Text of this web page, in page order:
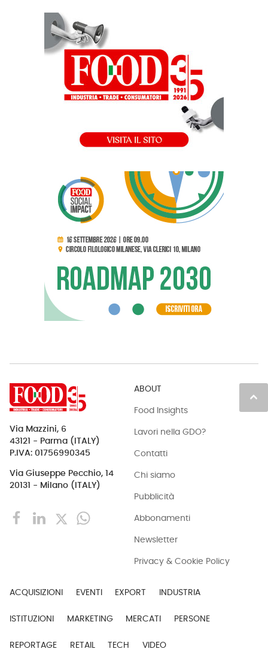
keyboard_arrow_up
Via Mazzini, 6
43121 - Parma (ITALY)
P.IVA: 01756990345
Via Giuseppe Pecchio, 14
20131 - Milano (ITALY)
ABOUT
Food Insights
Lavori nella GDO?
Contatti
Chi siamo
Pubblicità
Abbonamenti
Newsletter
Privacy & Cookie Policy
ACQUISIZIONI EVENTI EXPORT INDUSTRIA
ISTITUZIONI MARKETING MERCATI PERSONE
REPORTAGE RETAIL TECH VIDEO